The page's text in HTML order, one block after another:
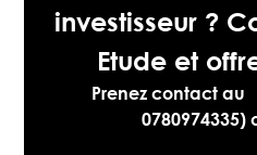
investisseur ?
Etude et
Prenez contact au
0780974335)